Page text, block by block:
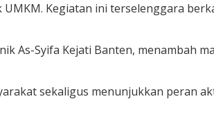
Kegiatan ini terselenggara
As-Syifa Kejati Banten, menambah
sekaligus menunjukkan peran